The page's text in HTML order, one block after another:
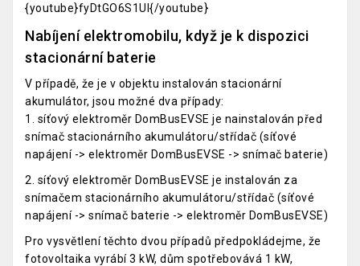
{youtube}fyDtGO6S1UI{/youtube}
Nabíjení elektromobilu, když je k dispozici
stacionární baterie
V případě, že je v objektu instalován stacionární
akumulátor, jsou možné dva případy:
1. síťový elektroměr DomBusEVSE je nainstalován před
snímač stacionárního akumulátoru/střídač (síťové
napájení -> elektroměr DomBusEVSE -> snímač baterie)
2. síťový elektroměr DomBusEVSE je instalován za
snímačem stacionárního akumulátoru/střídač (síťové
napájení -> snímač baterie -> elektroměr DomBusEVSE)
Pro vysvětlení těchto dvou případů předpokládejme, že
fotovoltaika vyrábí 3 kW, dům spotřebovává 1 kW,